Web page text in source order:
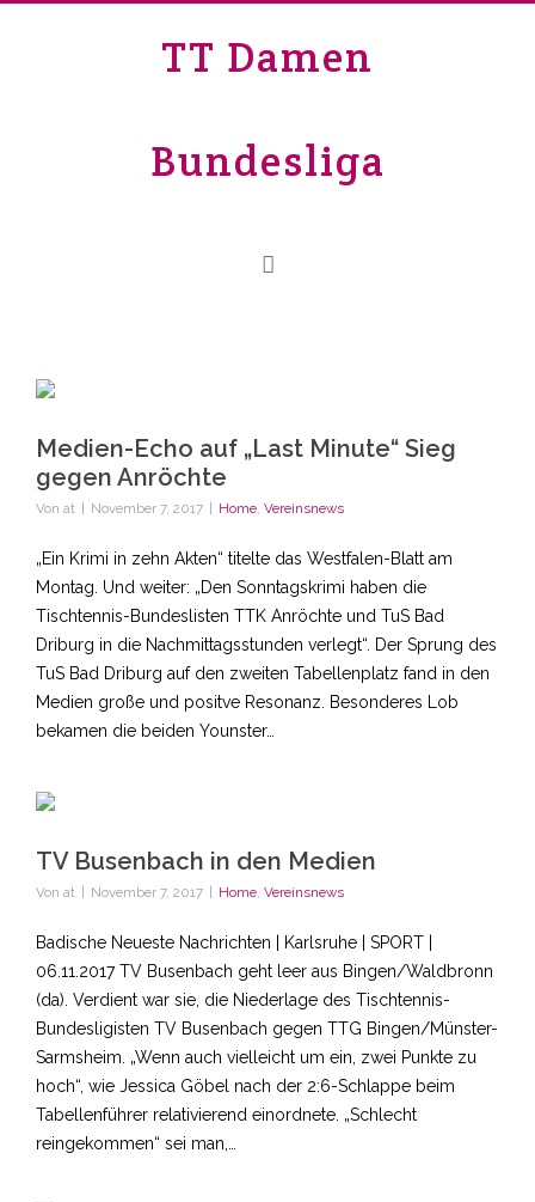
TT Damen
Bundesliga
Medien-Echo auf „Last Minute“ Sieg
gegen Anröchte
Von at November 7, 2017 Home, Vereinsnews
„Ein Krimi in zehn Akten“ titelte das Westfalen-Blatt am
Montag. Und weiter: „Den Sonntagskrimi haben die
Tischtennis-Bundeslisten TTK Anröchte und TuS Bad
Driburg in die Nachmittagsstunden verlegt“. Der Sprung des
TuS Bad Driburg auf den zweiten Tabellenplatz fand in den
Medien große und positve Resonanz. Besonderes Lob
bekamen die beiden Younster…
TV Busenbach in den Medien
Von at November 7, 2017 Home, Vereinsnews
Badische Neueste Nachrichten | Karlsruhe | SPORT |
06.11.2017 TV Busenbach geht leer aus Bingen/Waldbronn
(da). Verdient war sie, die Niederlage des Tischtennis-
Bundesligisten TV Busenbach gegen TTG Bingen/Münster-
Sarmsheim. „Wenn auch vielleicht um ein, zwei Punkte zu
hoch“, wie Jessica Göbel nach der 2:6-Schlappe beim
Tabellenführer relativierend einordnete. „Schlecht
reingekommen“ sei man,…